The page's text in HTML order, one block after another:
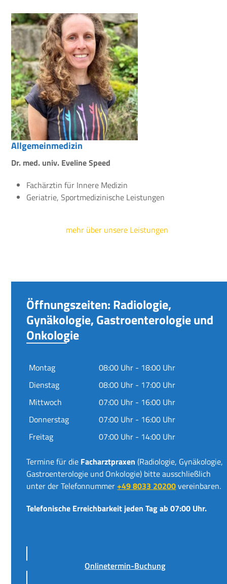
Allgemeinmedizin
Dr. med. univ. Eveline Speed
Fachärztin für Innere Medizin
Geriatrie, Sportmedizinische Leistungen
mehr über unsere Leistungen
Öffnungszeiten: Radiologie,
Gynäkologie, Gastroenterologie und
Onkologie
Montag
08:00 Uhr - 18:00 Uhr
Dienstag
08:00 Uhr - 17:00 Uhr
Mittwoch
07:00 Uhr - 16:00 Uhr
Donnerstag
07:00 Uhr - 16:00 Uhr
Freitag
07:00 Uhr - 14:00 Uhr
Termine für die Facharztpraxen (Radiologie, Gynäkologie,
Gastroenterologie und Onkologie) bitte ausschließlich
unter der Telefonnummer+49 8033 20200vereinbaren.
Telefonische Erreichbarkeit jeden Tag ab 07:00 Uhr.
Onlinetermin-Buchung